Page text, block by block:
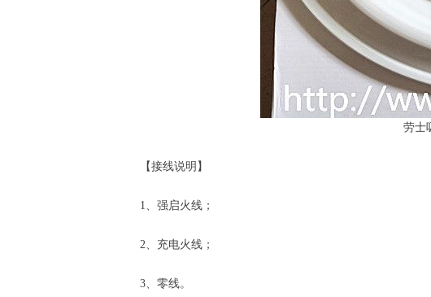
劳士吸顶式微波雷达感应
【接线说明】
1、强启火线；
2、充电火线；
3、零线。